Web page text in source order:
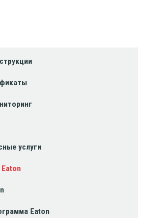
услуги
Eaton